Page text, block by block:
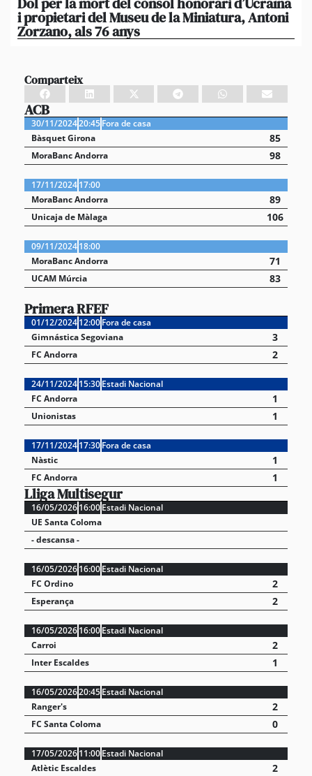
i propietari del Museu de la Miniatura, Antoni
Zorzano, als 76 anys
Comparteix
ACB
30/11/202420:45Fora de casa
Bàsquet Girona
85
MoraBanc Andorra 98
17/11/202417:00
MoraBanc Andorra
89
Unicaja de Màlaga 106
09/11/202418:00
MoraBanc Andorra
71
UCAM Múrcia 83
Primera RFEF
01/12/202412:00Fora de casa
Gimnástica Segoviana
3
FC Andorra 2
24/11/202415:30Estadi Nacional
FC Andorra
1
Unionistas 1
17/11/202417:30Fora de casa
Nàstic
1
FC Andorra 1
Lliga Multisegur
16/05/202616:00Estadi Nacional
UE Santa Coloma
- descansa -
16/05/202616:00Estadi Nacional
FC Ordino
2
Esperança 2
16/05/202616:00Estadi Nacional
Carroi
2
Inter Escaldes 1
16/05/202620:45Estadi Nacional
Ranger's
2
FC Santa Coloma 0
17/05/202611:00Estadi Nacional
Atlètic Escaldes
2